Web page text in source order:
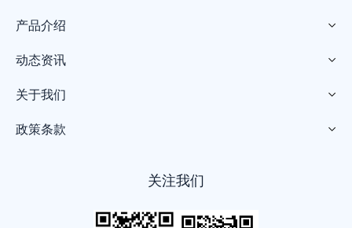
产品介绍 
动态资讯 
关于我们 
政策条款 
关注我们